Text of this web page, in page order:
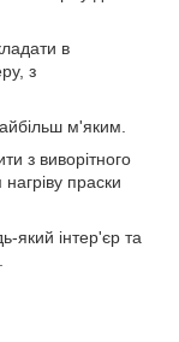
в
з
м'яким.
з виворітного
праски
який інтер'єр та